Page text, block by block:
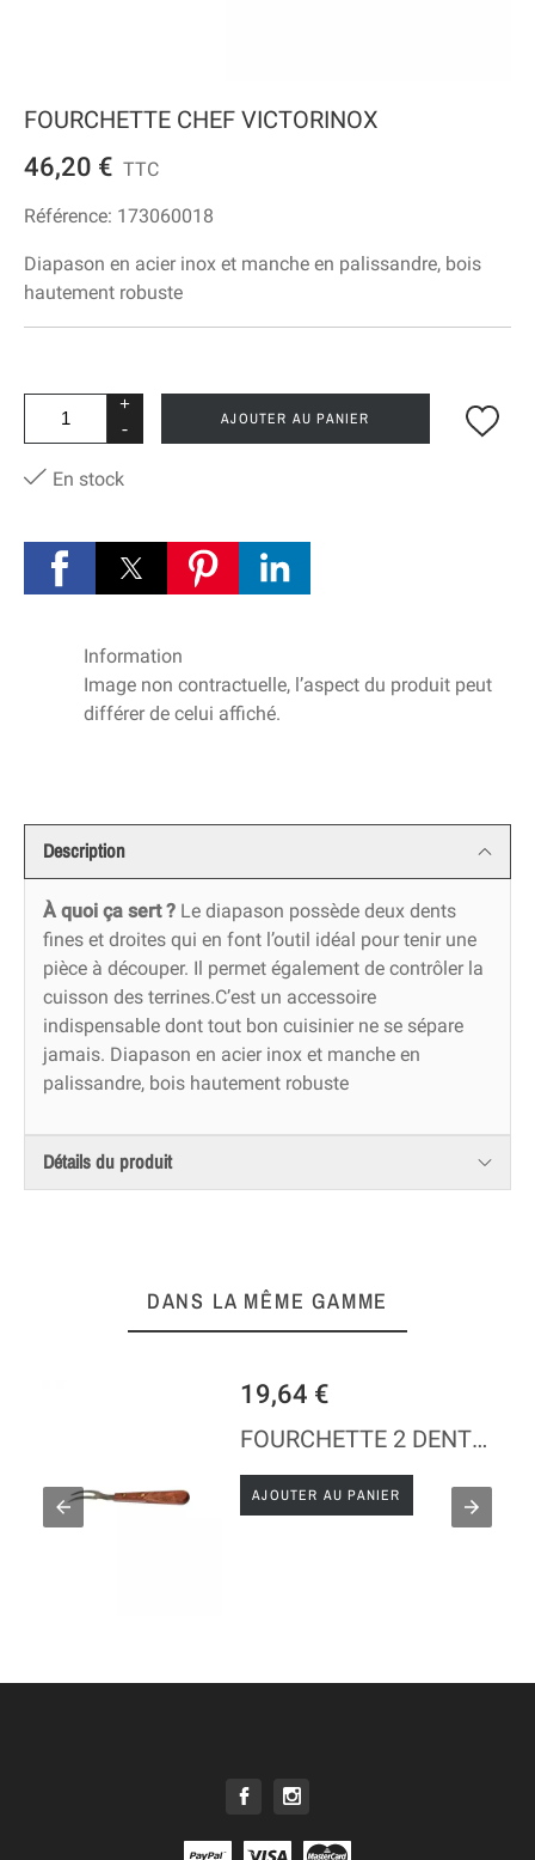
FOURCHETTE CHEF VICTORINOX
46,20 € TTC
Référence: 173060018
Diapason en acier inox et manche en palissandre, bois
hautement robuste
+
-
AJOUTER AU PANIER
En stock
Information
Image non contractuelle, l’aspect du produit peut
différer de celui affiché.
Description
À quoi ça sert ? Le diapason possède deux dents
fines et droites qui en font l’outil idéal pour tenir une
pièce à découper. Il permet également de contrôler la
cuisson des terrines.C’est un accessoire
indispensable dont tout bon cuisinier ne se sépare
jamais. Diapason en acier inox et manche en
palissandre, bois hautement robuste
Détails du produit
DANS LA MÊME GAMME
19,64 €
FOURCHETTE 2 DENTS COURBE - ACIER INOX
AJOUTER AU PANIER